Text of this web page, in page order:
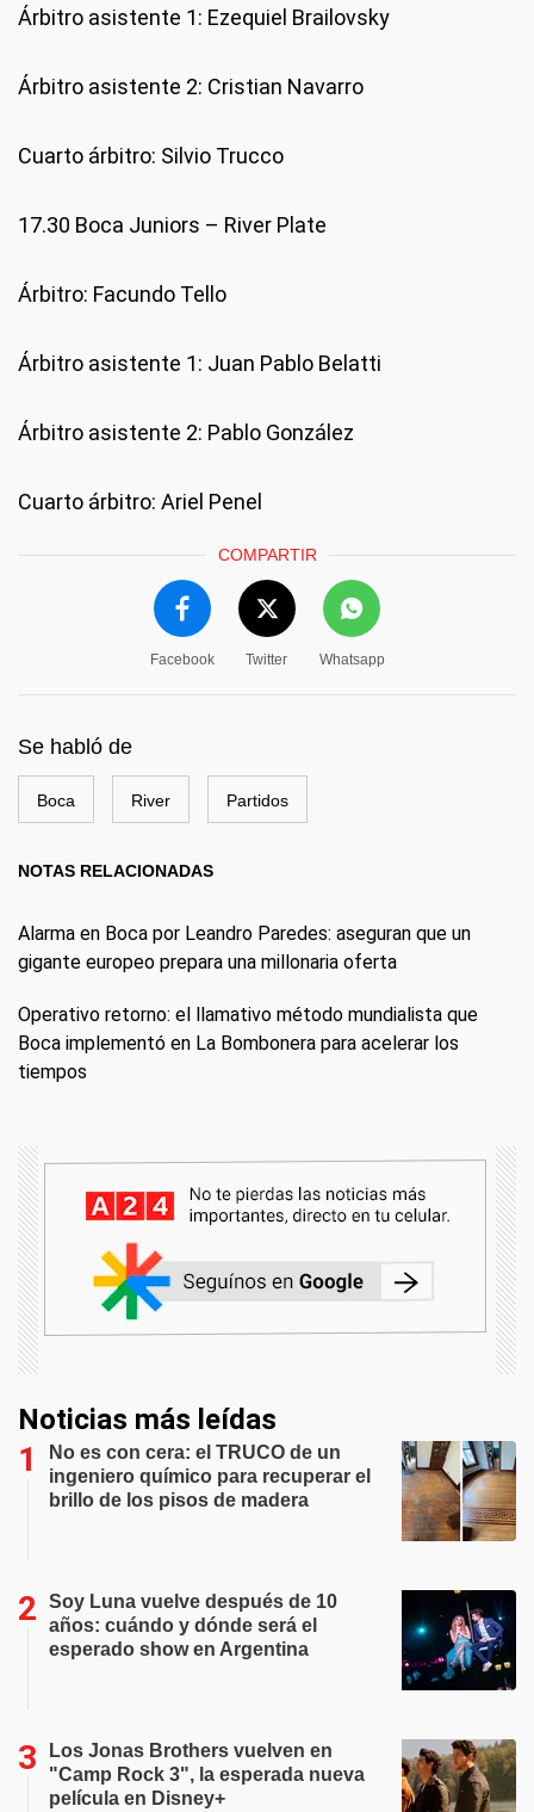
Árbitro asistente 1: Ezequiel Brailovsky
Árbitro asistente 2: Cristian Navarro
Cuarto árbitro: Silvio Trucco
17.30 Boca Juniors – River Plate
Árbitro: Facundo Tello
Árbitro asistente 1: Juan Pablo Belatti
Árbitro asistente 2: Pablo González
Cuarto árbitro: Ariel Penel
COMPARTIR
Facebook Twitter Whatsapp
Se habló de
Boca River Partidos
NOTAS RELACIONADAS
Alarma en Boca por Leandro Paredes: aseguran que un
gigante europeo prepara una millonaria oferta
Operativo retorno: el llamativo método mundialista que
Boca implementó en La Bombonera para acelerar los
tiempos
Noticias más leídas
No es con cera: el TRUCO de un
ingeniero químico para recuperar el
brillo de los pisos de madera
Soy Luna vuelve después de 10
años: cuándo y dónde será el
esperado show en Argentina
Los Jonas Brothers vuelven en
"Camp Rock 3", la esperada nueva
película en Disney+